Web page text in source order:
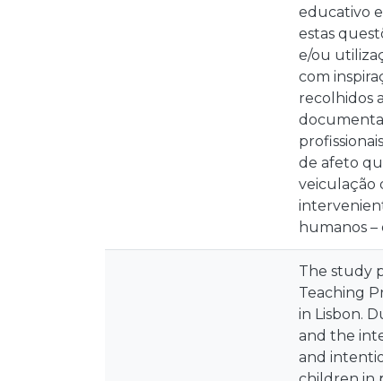
educativo
estas
e/ou
com
recolhidos
de afeto
veiculação
humanos
The study
Teaching
in Lisbon.
and the
and